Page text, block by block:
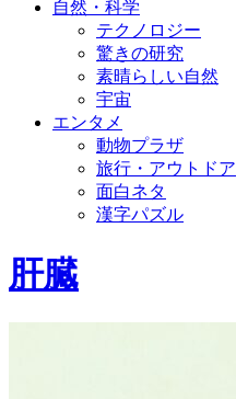
自然・科学
テクノロジー
驚きの研究
素晴らしい自然
宇宙
エンタメ
動物プラザ
旅行・アウトドア
面白ネタ
漢字パズル
肝臓